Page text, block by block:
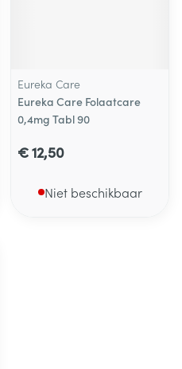
Eureka Care
Eureka Care Folaatcare
0,4mg Tabl 90
€ 12,50
Niet beschikbaar